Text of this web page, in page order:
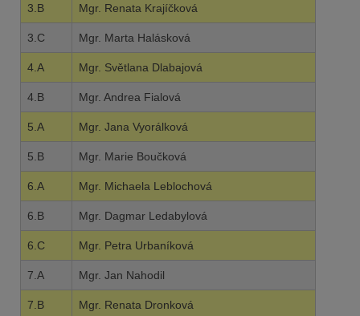
3.B Mgr. Renata Krajíčková
3.C Mgr. Marta Halásková
4.A Mgr. Světlana Dlabajová
4.B Mgr. Andrea Fialová
5.A Mgr. Jana Vyorálková
5.B Mgr. Marie Boučková
6.A Mgr. Michaela Leblochová
6.B Mgr. Dagmar Ledabylová
6.C Mgr. Petra Urbaníková
7.A Mgr. Jan Nahodil
7.B Mgr. Renata Dronková